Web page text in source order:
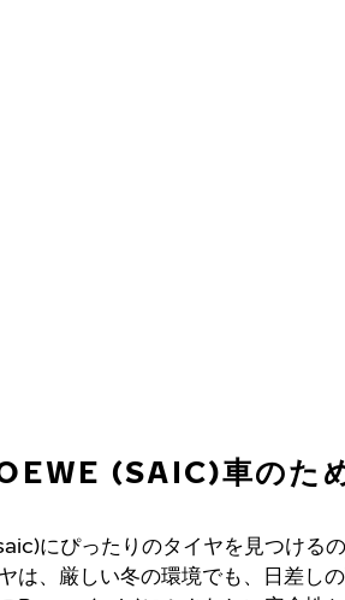
(SAIC)車のた
にぴったりのタイヤを見つける
は、厳しい冬の環境でも、日差し